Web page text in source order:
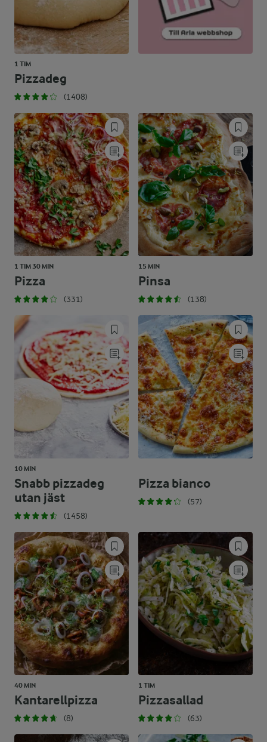
1 TIM
Pizzadeg
(1408)
1 TIM 30 MIN
Pizza
(331)
15 MIN
Pinsa
(138)
10 MIN
Snabb pizzadeg
utan jäst
(1458)
Pizza bianco
(57)
40 MIN
Kantarellpizza
(8)
1 TIM
Pizzasallad
(63)